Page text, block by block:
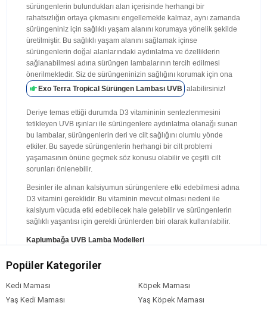
sürüngenlerin bulundukları alan içerisinde herhangi bir
rahatsızlığın ortaya çıkmasını engellemekle kalmaz, aynı zamanda
sürüngeniniz için sağlıklı yaşam alanını korumaya yönelik şekilde
üretilmiştir. Bu sağlıklı yaşam alanını sağlamak içinse
sürüngenlerin doğal alanlarındaki aydınlatma ve özelliklerin
sağlanabilmesi adına sürüngen lambalarının tercih edilmesi
önerilmektedir. Siz de sürüngeninizin sağlığını korumak için ona
Exo Terra Tropical Sürüngen Lambası UVB alabilirsiniz!
Deriye temas ettiği durumda D3 vitamininin sentezlenmesini
tetikleyen UVB ışınları ile sürüngenlere aydınlatma olanağı sunan
bu lambalar, sürüngenlerin deri ve cilt sağlığını olumlu yönde
etkiler. Bu sayede sürüngenlerin herhangi bir cilt problemi
yaşamasının önüne geçmek söz konusu olabilir ve çeşitli cilt
sorunları önlenebilir.
Besinler ile alınan kalsiyumun sürüngenlere etki edebilmesi adına
D3 vitamini gereklidir. Bu vitaminin mevcut olması nedeni ile
kalsiyum vücuda etki edebilecek hale gelebilir ve sürüngenlerin
sağlıklı yaşantısı için gerekli ürünlerden biri olarak kullanılabilir.
Kaplumbağa UVB Lamba Modelleri
kalsiyum emiliminin gerçekleşmesi ve sağlıklı bir yaşam
sürdürebilmesi adına gerekli olan ışınları sağlamakla görevli olan
lambalara denir. Bu lambalar vasıtasıyla camın içerisinden
geçemeyen UVB ışınlarının sürüngenlere nüfuz etmesi mümkün
Popüler Kategoriler
Kedi Maması
Köpek Maması
Yaş Kedi Maması
Yaş Köpek Maması